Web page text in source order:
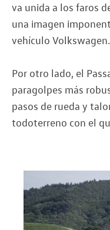
va unida a los faros
una imagen
vehículo Volkswagen.
Por otro lado, el
paragolpes más
pasos de rueda y
todoterreno con el